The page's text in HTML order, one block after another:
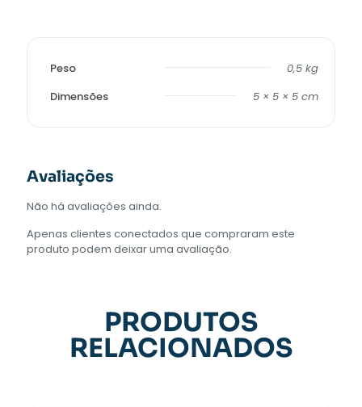
Peso
0,5 kg
Dimensões
5 × 5 × 5 cm
Avaliações
Não há avaliações ainda.
Apenas clientes conectados que compraram este
produto podem deixar uma avaliação.
PRODUTOS
RELACIONADOS